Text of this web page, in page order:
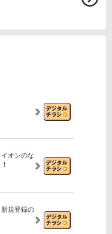
イオンのな
新規登録の